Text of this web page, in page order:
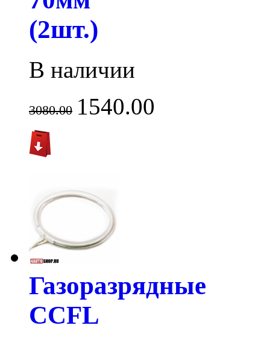
(2шт.)
В наличии
3080.00 1540.00
Газоразрядные
CCFL